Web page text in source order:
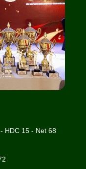
HDC 15 - Net 68